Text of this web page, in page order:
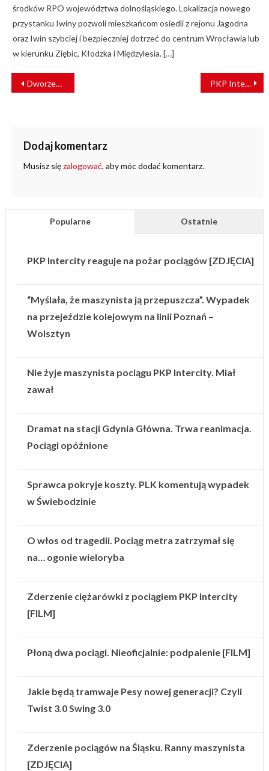
środków RPO województwa dolnośląskiego. Lokalizacja nowego
przystanku Iwiny pozwoli mieszkańcom osiedli z rejonu Jagodna
oraz Iwin szybciej i bezpieczniej dotrzeć do centrum Wrocławia lub
w kierunku Ziębic, Kłodzka i Międzylesia. […]
NAWIGACJA
WPISU
Dworzec w Grudziądzu przejdzie metamorfozę. PKP PLK ogłosiły przetarg PKP Intercity zleciło Stadlerowi wykonanie naprawy powypadkowej ED160-004
Dodaj komentarz
Musisz sięzalogować, aby móc dodać komentarz.
Popularne Ostatnie
PKP Intercity reaguje na pożar pociągów [ZDJĘCIA]
“Myślała, że maszynista ją przepuszcza”. Wypadek
na przejeździe kolejowym na linii Poznań –
Wolsztyn
Nie żyje maszynista pociągu PKP Intercity. Miał
zawał
Dramat na stacji Gdynia Główna. Trwa reanimacja.
Pociągi opóźnione
Sprawca pokryje koszty. PLK komentują wypadek
w Świebodzinie
O włos od tragedii. Pociąg metra zatrzymał się
na… ogonie wieloryba
Zderzenie ciężarówki z pociągiem PKP Intercity
[FILM]
Płoną dwa pociągi. Nieoficjalnie: podpalenie [FILM]
Jakie będą tramwaje Pesy nowej generacji? Czyli
Twist 3.0 Swing 3.0
Zderzenie pociągów na Śląsku. Ranny maszynista
[ZDJĘCIA]